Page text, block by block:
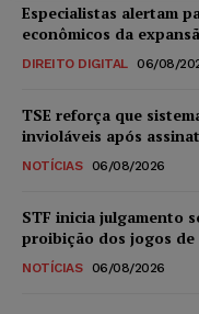
Especialistas alertam
econômicos da
DIREITO DIGITAL 06/08/
TSE reforça que
invioláveis após
NOTÍCIAS 06/08/2026
STF inicia julgamento
proibição dos jogos de
NOTÍCIAS 06/08/2026